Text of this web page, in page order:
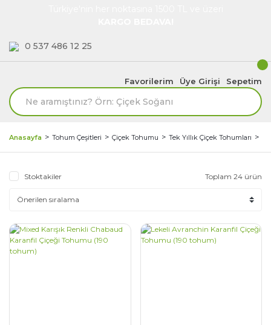
0 537 486 12 25
Favorilerim Üye Girişi Sepetim
Anasayfa Tohum Çeşitleri Çiçek Tohumu Tek Yıllık Çiçek Tohumları
Stoktakiler Toplam 24 ürün